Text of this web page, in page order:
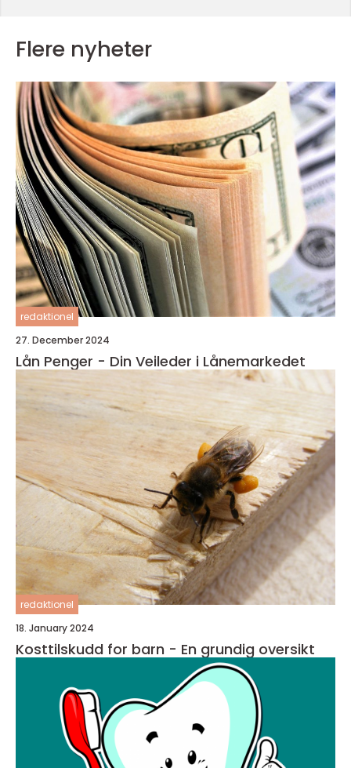
Flere nyheter
redaktionel
27. December 2024
Lån Penger - Din Veileder i Lånemarkedet
redaktionel
18. January 2024
Kosttilskudd for barn - En grundig oversikt